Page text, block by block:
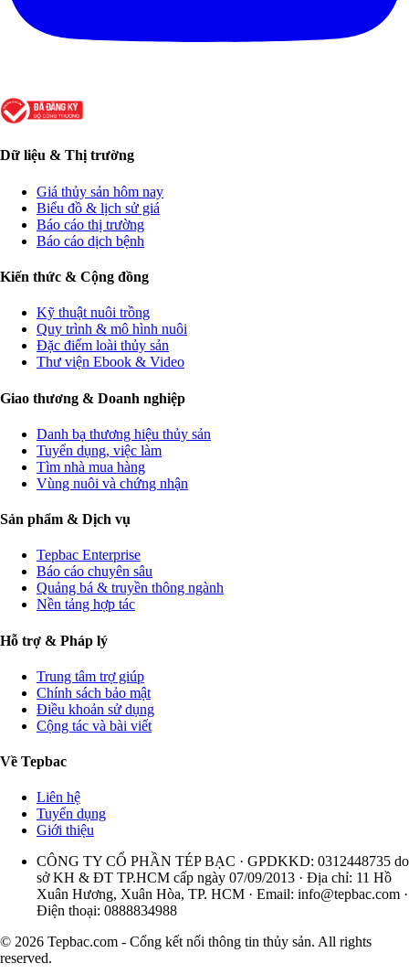
Dữ liệu & Thị trường
Giá thủy sản hôm nay
Biểu đồ & lịch sử giá
Báo cáo thị trường
Báo cáo dịch bệnh
Kiến thức & Cộng đồng
Kỹ thuật nuôi trồng
Quy trình & mô hình nuôi
Đặc điểm loài thủy sản
Thư viện Ebook & Video
Giao thương & Doanh nghiệp
Danh bạ thương hiệu thủy sản
Tuyển dụng, việc làm
Tìm nhà mua hàng
Vùng nuôi và chứng nhận
Sản phẩm & Dịch vụ
Tepbac Enterprise
Báo cáo chuyên sâu
Quảng bá & truyền thông ngành
Nền tảng hợp tác
Hỗ trợ & Pháp lý
Trung tâm trợ giúp
Chính sách bảo mật
Điều khoản sử dụng
Cộng tác và bài viết
Về Tepbac
Liên hệ
Tuyển dụng
Giới thiệu
CÔNG TY CỔ PHẦN TÉP BẠC · GPDKKD: 0312448735 do
sở KH & ĐT TP.HCM cấp ngày 07/09/2013 · Địa chỉ: 11 Hồ
Xuân Hương, Xuân Hòa, TP. HCM · Email: info@tepbac.com ·
Điện thoại: 0888834988
© 2026 Tepbac.com - Cổng kết nối thông tin thủy sản. All rights
reserved.